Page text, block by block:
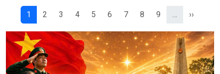
10 phút Sự kiện - Luận bàn
Dòng chảy sự kiện
Đối thoại
Diễn đàn chủ nhật
Chuyện đêm
1 2 3 4 5 6 7 8 9 ››